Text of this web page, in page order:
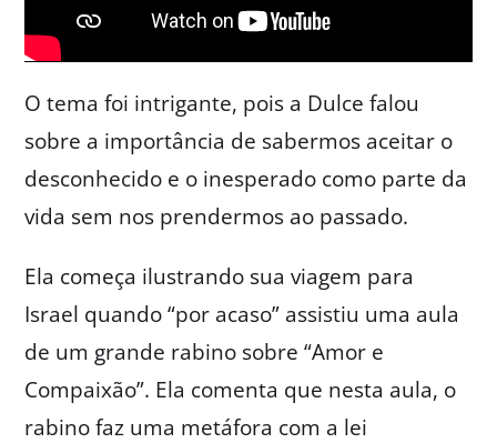
O tema foi intrigante, pois a Dulce falou
sobre a importância de sabermos aceitar o
desconhecido e o inesperado como parte da
vida sem nos prendermos ao passado.
Ela começa ilustrando sua viagem para
Israel quando “por acaso” assistiu uma aula
de um grande rabino sobre “Amor e
Compaixão”. Ela comenta que nesta aula, o
rabino faz uma metáfora com a lei